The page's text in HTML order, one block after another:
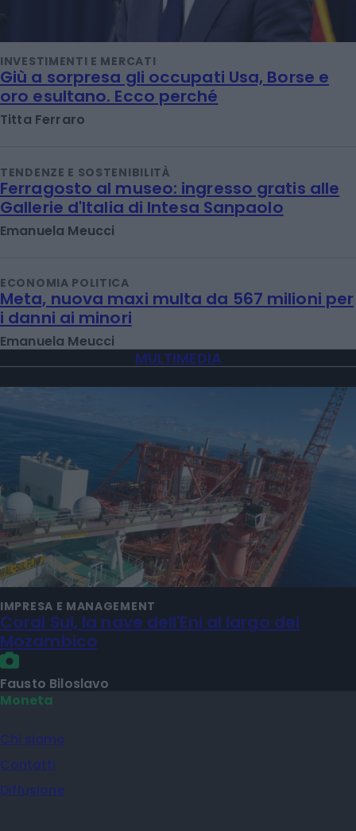
INVESTIMENTI E MERCATI
Giù a sorpresa gli occupati Usa, Borse e
oro esultano. Ecco perché
Titta Ferraro
TENDENZE E SOSTENIBILITÀ
Ferragosto al museo: ingresso gratis alle
Gallerie d'Italia di Intesa Sanpaolo
Emanuela Meucci
ECONOMIA POLITICA
Meta, nuova maxi multa da 567 milioni per
i danni ai minori
Emanuela Meucci
MULTIMEDIA
IMPRESA E MANAGEMENT
Coral Sul, la nave dell'Eni al largo del
Mozambico
Fausto Biloslavo
Moneta
Chi siamo
Contatti
Diffusione